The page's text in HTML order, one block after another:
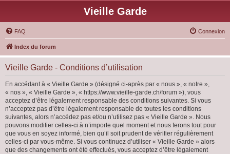
Vieille Garde
FAQ Connexion
Index du forum
Vieille Garde - Conditions d’utilisation
En accédant à « Vieille Garde » (désigné ci-après par « nous », « notre »,
« nos », « Vieille Garde », « https://www.vieille-garde.ch/forum »), vous
acceptez d’être légalement responsable des conditions suivantes. Si vous
n’acceptez pas d’être légalement responsable de toutes les conditions
suivantes, alors n’accédez pas et/ou n’utilisez pas « Vieille Garde ». Nous
pouvons modifier celles-ci à n’importe quel moment et nous ferons tout pour
que vous en soyez informé, bien qu’il soit prudent de vérifier régulièrement
celles-ci par vous-même. Si vous continuez d’utiliser « Vieille Garde » alors
que des changements ont été effectués, vous acceptez d’être légalement